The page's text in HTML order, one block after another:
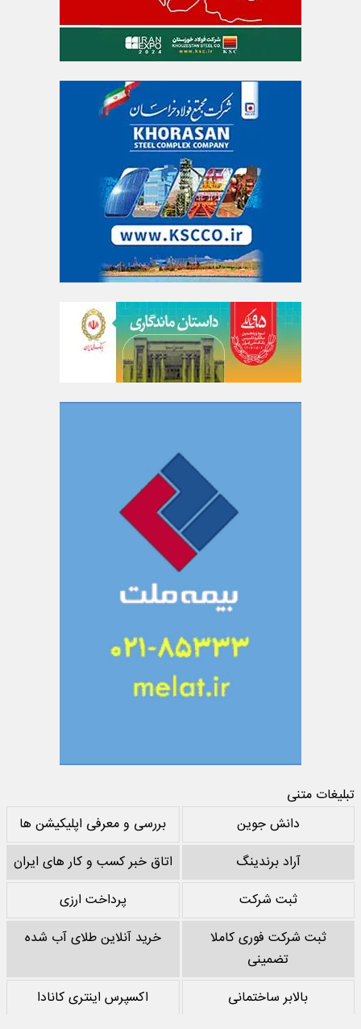
تبلیغات متنی
دانش جوین
بررسی و معرفی اپلیکیشن ها
آراد برندینگ
اتاق خبر کسب و کار های ایران
ثبت شرکت
پرداخت ارزی
ثبت شرکت فوری کاملا
تضمینی
خرید آنلاین طلای آب شده
بالابر ساختمانی
اکسپرس اینتری کانادا